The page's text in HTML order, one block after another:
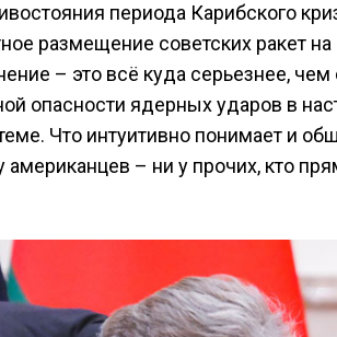
периода Карибского
размещение советских ракет
– это всё куда серьезнее,
опасности ядерных ударов в
Что интуитивно понимает и
американцев – ни у прочих, кто